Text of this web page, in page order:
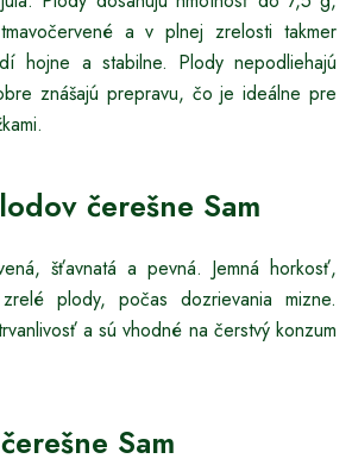
a v plnej zrelosti takmer
hojne a stabilne. Plody nepodliehajú
znášajú prepravu, čo je ideálne pre
čerešne Sam
šťavnatá a pevná. Jemná horkosť,
plody, počas dozrievania mizne.
a sú vhodné na čerstvý konzum
Sam